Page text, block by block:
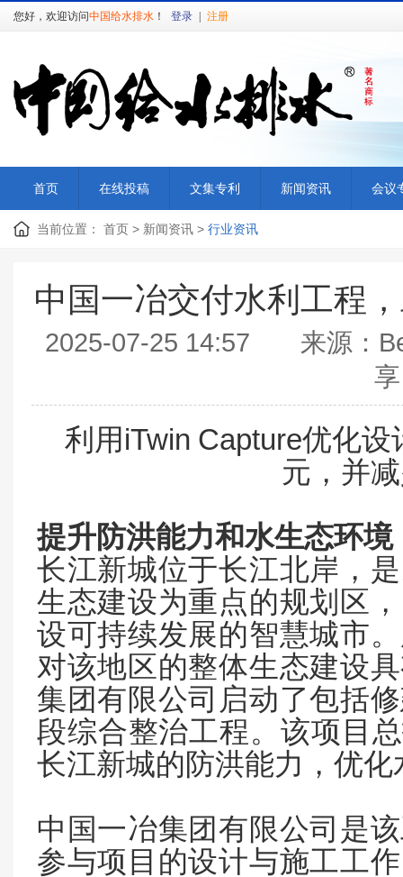
您好，欢迎访问中国给水排水 ！ 登录 注册
首页 在线投稿 文集专利 新闻资讯 会议
当前位置： 首页 > 新闻资讯 > 行业资讯
中国一冶交付水利工程
2025-07-25 14:57 来源
利用 iTwin Capture优化设
元，并
提升防洪能力和水生态环境
长江新城位于长江北岸，
生态建设为重点的规划区
设可持续发展的智慧城市
对该地区的整体生态建设
集团有限公司启动了包括
段综合整治工程。该项目
长江新城的防洪能力，优
中国一冶集团有限公司是
参与项目的设计与施工工